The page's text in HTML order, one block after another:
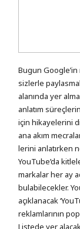
Bugun
sizlerle
alanında yer
anlatım
için hikayelerini
ana akım
lerini anlatırken
YouTube’da
markalar her ay
bulabilecekler.
açıklanacak
reklamlarının
Listede yer